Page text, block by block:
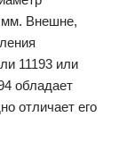
мм. Внешне,
11193 или
обладает
отличает его